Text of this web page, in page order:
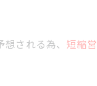
される為、 短縮